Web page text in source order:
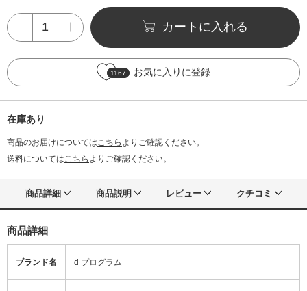
カートに入れる
1167 お気に入りに登録
在庫あり
商品のお届けについては こちら よりご確認ください。
送料については こちら よりご確認ください。
商品詳細 商品説明 レビュー クチコミ
商品詳細
ブランド名 d プログラム